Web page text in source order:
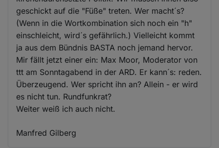
geschickt auf die "Füße" treten. Wer macht´s?
(Wenn in die Wortkombination sich noch ein "h"
einschleicht, wird´s gefährlich.) Vielleicht kommt
ja aus dem Bündnis BASTA noch jemand hervor.
Mir fällt jetzt einer ein: Max Moor, Moderator von
ttt am Sonntagabend in der ARD. Er kann´s: reden.
Überzeugend. Wer spricht ihn an? Allein - er wird
es nicht tun. Rundfunkrat?
Weiter weiß ich auch nicht.
Manfred Gilberg